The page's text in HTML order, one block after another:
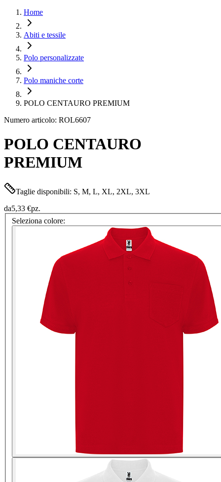
Home
Abiti e tessile
Polo personalizzate
Polo maniche corte
POLO CENTAURO PREMIUM
Numero articolo: ROL6607
POLO CENTAURO
PREMIUM
Taglie disponibili: S, M, L, XL, 2XL, 3XL
da5,33 €pz.
Seleziona colore: